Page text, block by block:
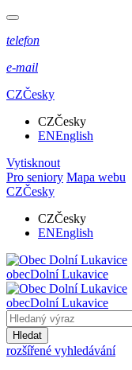
telefon
e-mail
CZČesky
CZČesky
ENEnglish
Vytisknout
Pro seniory Mapa webu
CZČesky
CZČesky
ENEnglish
obecDolní Lukavice
obecDolní Lukavice
Hledat
rozšířené vyhledávání